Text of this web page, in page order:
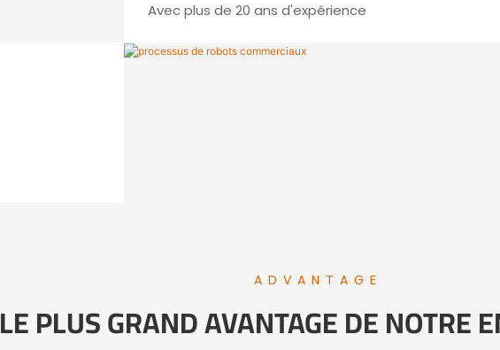
Avec plus de 20 ans d'expérience
ADVANTAGE
LE PLUS GRAND AVANTAGE DE NOTRE